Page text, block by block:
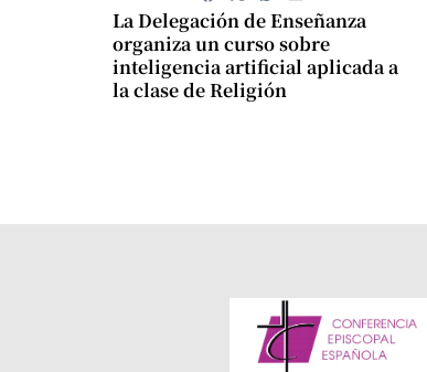
La Delegación de Enseñanza
organiza un curso sobre
inteligencia artificial aplicada a
la clase de Religión